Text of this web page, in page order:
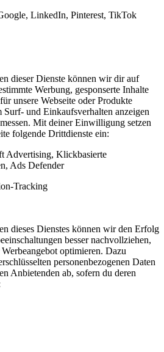
LinkedIn, Pinterest, TikTok
dieser Dienste können wir dir auf
Werbung, gesponserte Inhalte
unsere Webseite oder Produkte
Surf- und Einkaufsverhalten anzeigen
Mit deiner Einwilligung setzen
folgende Drittdienste ein:
Advertising, Klickbasierte
Ads Defender
Tracking
dieses Dienstes können wir den Erfolg
besser nachvollziehen,
optimieren. Dazu
personenbezogenen Daten
Anbietenden ab, sofern du deren